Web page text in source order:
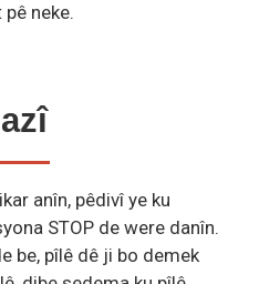
neke.
anîn, pêdivî ye ku
STOP de were danîn.
be, pîlê dê ji bo demek